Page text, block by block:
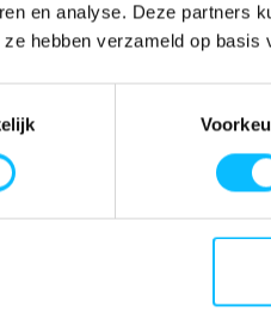
en analyse. Deze partners
hebben verzameld op basis